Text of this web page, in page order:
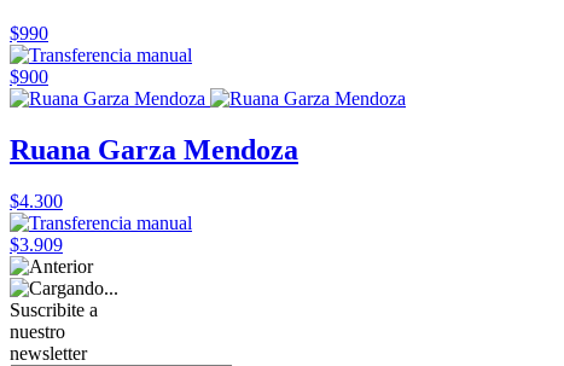
$990
$900
Ruana Garza Mendoza
$4.300
$3.909
Suscribite a
nuestro
newsletter